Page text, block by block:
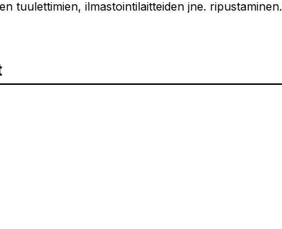
tuulettimien, ilmastointilaitteiden jne. ripustaminen.